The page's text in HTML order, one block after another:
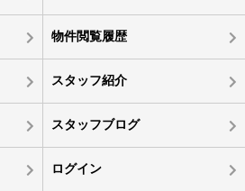
物件閲覧履歴
スタッフ紹介
スタッフブログ
ログイン